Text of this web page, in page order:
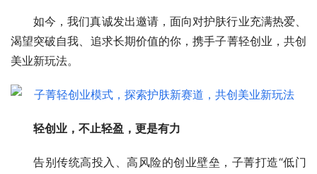
如今，我们真诚发出邀请，面向对护肤行业充满热爱、
渴望突破自我、追求长期价值的你，携手子菁轻创业，共创
美业新玩法。
轻创业，不止轻盈，更是有力
告别传统高投入、高风险的创业壁垒，子菁打造“低门